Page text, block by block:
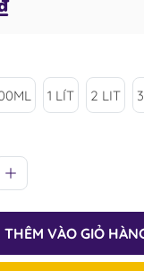
1 LÍT 2 LIT
THÊM VÀO GIỎ